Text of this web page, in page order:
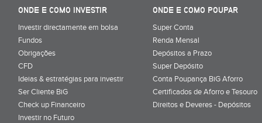
ONDE E COMO INVESTIR
Investir directamente em bolsa
Fundos
Obrigações
CFD
Ideias & estratégias para investir
Ser Cliente BiG
Check up Financeiro
Investir no Futuro
ONDE E COMO POUPAR
Super Conta
Renda Mensal
Depósitos a Prazo
Super Depósito
Conta Poupança BiG Aforro
Certificados de Aforro e Tesouro
Direitos e Deveres - Depósitos